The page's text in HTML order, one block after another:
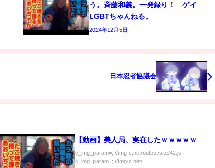
う。斉藤和義。一発録り！ ゲイ
LGBTちゃんねる。
2024年12月5日
日本忍者協議会
【動画】美人局、実在したｗｗｗｗｗ
c_img_param=; //img-c.net/output/site/42.js
c_img_param=; //img-c.net/...